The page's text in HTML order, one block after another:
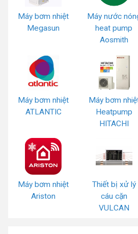
Máy bơm nhiệt
Megasun
Máy nước
heat pump
Aosmith
Máy bơm nhiệt
ATLANTIC
Máy bơm
Heatpump
HITACHI
Máy bơm nhiệt
Ariston
Thiết bị xử lý
cáu cặn
VULCAN